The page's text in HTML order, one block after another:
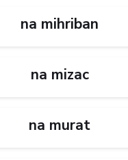
na mihriban
na mizac
na murat